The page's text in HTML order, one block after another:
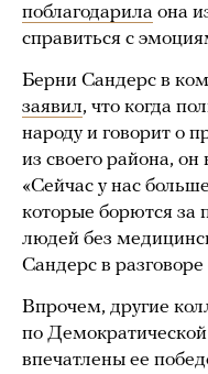
поблагодарила она
справиться с
Берни Сандерс в
заявил, что когда
народу и говорит о
из своего района,
«Сейчас у нас
которые борются за
людей без
Сандерс в разговоре
Впрочем, другие
по
впечатлены ее